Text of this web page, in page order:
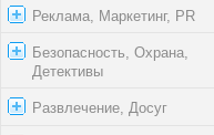
Реклама, Маркетинг, PR
Безопасность, Охрана,
Детективы
Развлечение, Досуг